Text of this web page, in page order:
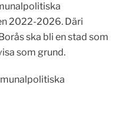
2022-2026. Däri
ska bli en stad som
som grund.